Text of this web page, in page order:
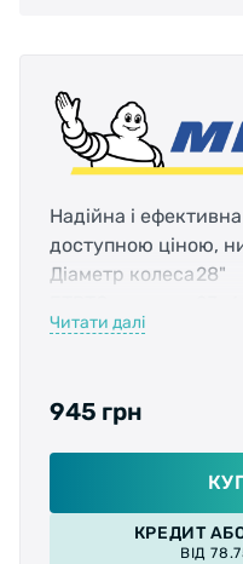
Надійна і ефективна
доступною ціною,
Діаметр колеса28"
TPI
Колір
Колір боковини
А1
Вага
Читати далі
945 грн
КРЕДИТ
ВІД